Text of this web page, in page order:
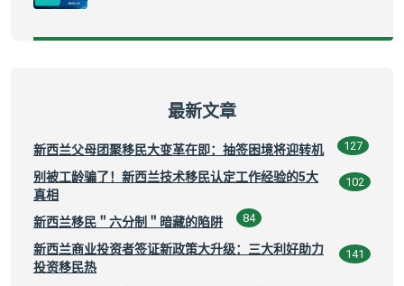
最新文章
新西兰父母团聚移民大变革在即：抽签困境将迎转机 127
别被工龄骗了！新西兰技术移民认定工作经验的5大
真相
102
新西兰移民＂六分制＂暗藏的陷阱 84
新西兰商业投资者签证新政策大升级：三大利好助力
投资移民热
141